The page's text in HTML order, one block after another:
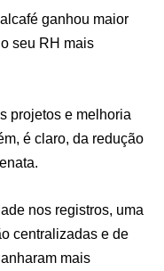
ganhou maior
seu RH mais
projetos e melhoria
é claro, da redução
nos registros, uma
centralizadas e de
mais